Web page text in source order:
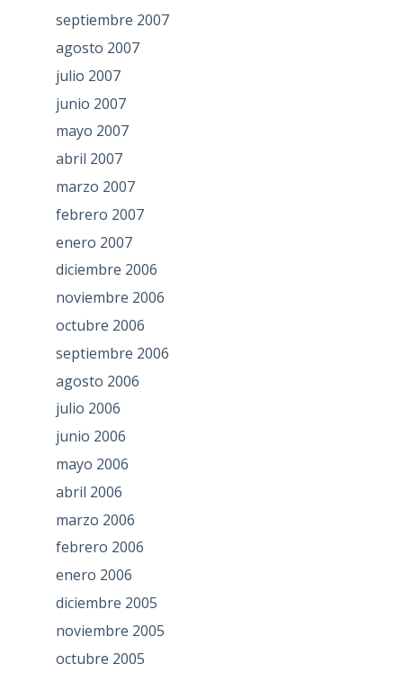
septiembre 2007
agosto 2007
julio 2007
junio 2007
mayo 2007
abril 2007
marzo 2007
febrero 2007
enero 2007
diciembre 2006
noviembre 2006
octubre 2006
septiembre 2006
agosto 2006
julio 2006
junio 2006
mayo 2006
abril 2006
marzo 2006
febrero 2006
enero 2006
diciembre 2005
noviembre 2005
octubre 2005